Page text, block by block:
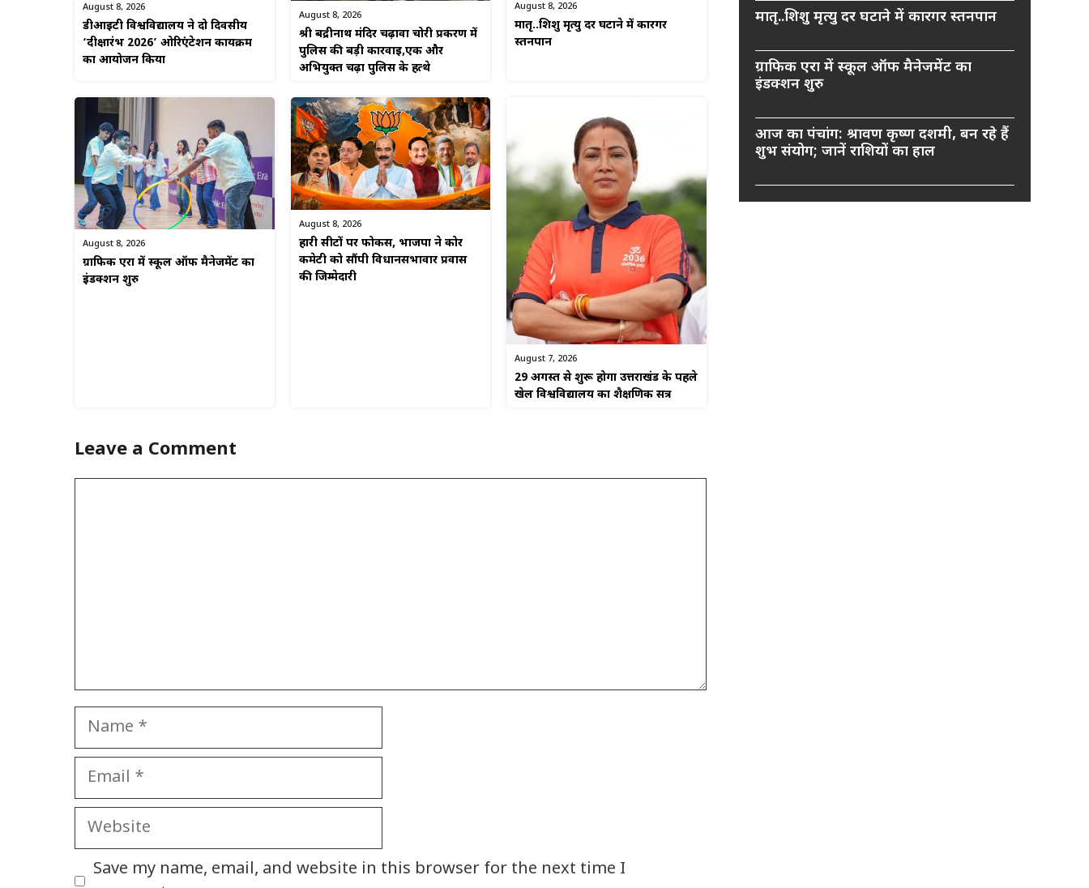
August 8, 2026
डीआईटी विश्वविद्यालय ने दो दिवसीय
‘दीक्षारंभ 2026’ ओरिएंटेशन कार्यक्रम
का आयोजन किया
August 8, 2026
श्री बद्रीनाथ मंदिर चढ़ावा चोरी प्रकरण में
पुलिस की बड़ी कार्रवाई,एक और
अभियुक्त चढ़ा पुलिस के हत्थे
August 8, 2026
मातृ..शिशु मृत्यु दर घटाने में कारगर
स्तनपान
August 8, 2026
ग्राफिक एरा में स्कूल ऑफ मैनेजमेंट का
इंडक्शन शुरु
August 8, 2026
हारी सीटों पर फोकस, भाजपा ने कोर
कमेटी को सौंपी विधानसभावार प्रवास
की जिम्मेदारी
August 7, 2026
29 अगस्त से शुरू होगा उत्तराखंड के पहले
खेल विश्वविद्यालय का शैक्षणिक सत्र
Leave a Comment
Name
Email
Website
Save my name, email, and website in this browser for the next time I
मातृ..शिशु मृत्यु दर घटाने में कारगर स्तनपान
ग्राफिक एरा में स्कूल ऑफ मैनेजमेंट का
इंडक्शन शुरु
आज का पंचांग: श्रावण कृष्ण दशमी, बन रहे हैं
शुभ संयोग; जानें राशियों का हाल